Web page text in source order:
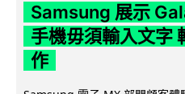
Samsung 展示
手機毋須輸入文字
作